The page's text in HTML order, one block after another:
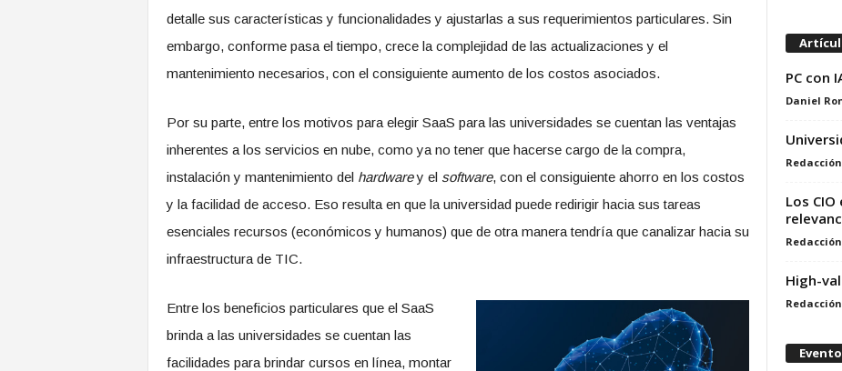
detalle sus características y funcionalidades y ajustarlas a sus requerimientos particulares. Sin
embargo, conforme pasa el tiempo, crece la complejidad de las actualizaciones y el
mantenimiento necesarios, con el consiguiente aumento de los costos asociados.
Por su parte, entre los motivos para elegir SaaS para las universidades se cuentan las ventajas
inherentes a los servicios en nube, como ya no tener que hacerse cargo de la compra,
instalación y mantenimiento del hardwarey el software, con el consiguiente ahorro en los costos
y la facilidad de acceso. Eso resulta en que la universidad puede redirigir hacia sus tareas
esenciales recursos (económicos y humanos) que de otra manera tendría que canalizar hacia su
infraestructura de TIC.
Entre los beneficios particulares que el SaaS
brinda a las universidades se cuentan las
facilidades para brindar cursos en línea, montar
PC con
Daniel
Redacción
Los
Redacción
High-
Redacción